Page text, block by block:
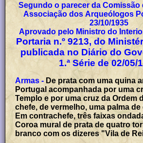
Segundo o parecer da Comissão
Associação dos Arqueólogos
23/10/1935
Aprovado pelo Ministro do
Portaria n.º 9213, do
publicada no Diário do
1.ª Série de 02/05/
Armas - De prata com uma quina
Portugal acompanhada por uma
Templo e por uma cruz da Ordem
chefe, de vermelho, uma palma
Em contrachefe, três faixas
Coroa mural de prata de quatro
branco com os dizeres "Vila de